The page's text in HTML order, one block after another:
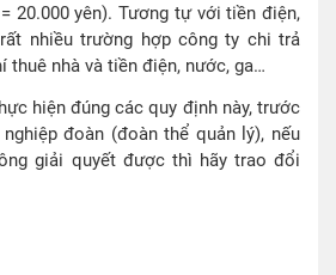
20.000 yên). Tương tự với tiền điện,
nhiều trường hợp công ty chi trả
thuê nhà và tiền điện, nước, ga…
hiện đúng các quy định này, trước
đoàn (đoàn thể quản lý), nếu
giải quyết được thì hãy trao đổi